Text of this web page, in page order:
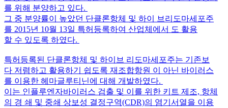
를 위해 분양하고 있다.
그 중 분양률이 높았던 단클론항체 및 하이 브리도마세포주
를 2015년 10월 13일 특허등록하여 산업체에서 도 활용
할 수 있도록 하였다.
특허등록된 단클론항체 및 하이브 리도마세포주는 기존보
다 저렴하고 활용하기 쉽도록 재조합항원 이 아닌 바이러스
를 이용한 헤마글루티닌에 대해 개발하였다.
이는 인플루엔자바이러스 검출 및 이를 위한 키트 제조, 항체
의 경 쇄 및 중쇄 상보성 결정구역(CDR)의 염기서열을 이용